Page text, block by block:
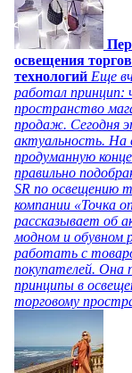
освещения
технологий Еще
работал принцип:
пространство
продаж. Сегодня
актуальность. На
продуманную
правильно
SR по освещению
компании «Точка
рассказывает об
модном и обувном
работать с
покупателей.
принципы в
торговому